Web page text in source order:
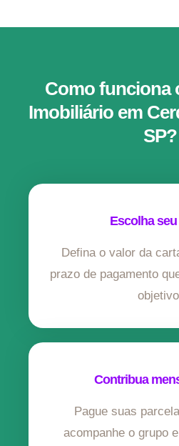
Como funciona
Imobiliário em
SP?
Escolha
Defina o valor da
prazo de pagamento
Contribua
Pague suas
acompanhe o grupo